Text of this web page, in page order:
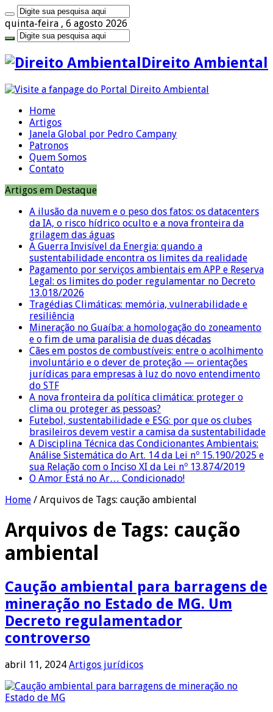
quinta-feira , 6 agosto 2026
Direito Ambiental
Home
Artigos
Janela Global por Pedro Campany
Patronos
Quem Somos
Contato
Artigos em Destaque
A ilusão da nuvem e o peso dos fatos: os datacenters
da IA, o risco hídrico oculto e a nova fronteira da
grilagem das águas
A Guerra Invisível da Energia: quando a
sustentabilidade encontra os limites da realidade
Pagamento por serviços ambientais em APP e Reserva
Legal: os limites do poder regulamentar no Decreto
13.018/2026
Tragédias Climáticas: memória, vulnerabilidade e
resiliência
Mineração no Guaíba: a homologação do zoneamento
e o fim de uma paralisia de duas décadas
Cães em postos de combustíveis: entre o acolhimento
involuntário e o dever de proteção — orientações
jurídicas para empresas à luz do novo entendimento
do STF
A nova fronteira da política climática: proteger o
clima ou proteger as pessoas?
Futebol, sustentabilidade e ESG: por que os clubes
brasileiros devem vestir a camisa da sustentabilidade
A Disciplina Técnica das Condicionantes Ambientais:
Análise Sistemática do Art. 14 da Lei nº 15.190/2025 e
sua Relação com o Inciso XI da Lei nº 13.874/2019
O Amor Está no Ar… Condicionado!
Home / Arquivos de Tags: caução ambiental
Arquivos de Tags: caução
ambiental
Caução ambiental para barragens de
mineração no Estado de MG. Um
Decreto regulamentador
controverso
abril 11, 2024 Artigos jurídicos